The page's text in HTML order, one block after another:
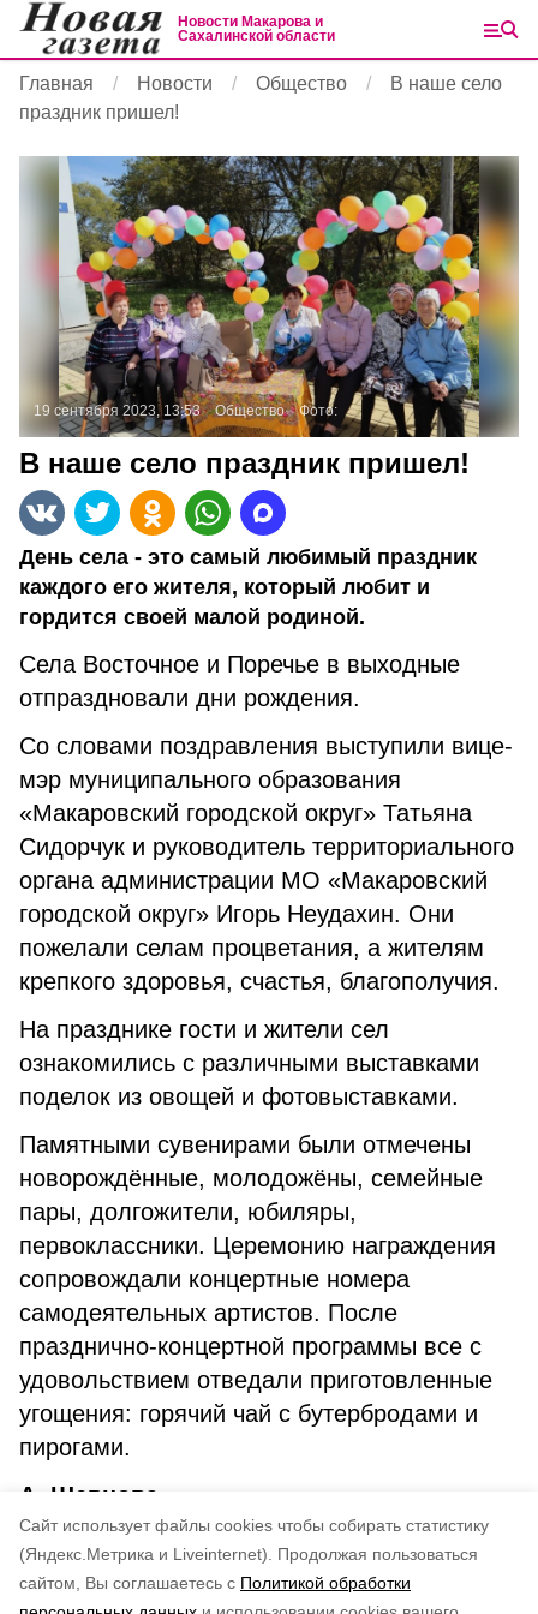
Cайт использует файлы cookies чтобы собирать статистику
(Яндекс.Метрика и Liveinternet).
Продолжая пользоваться
сайтом, Вы соглашаетесь с Политикой обработки
Новости Макарова и
Сахалинской области
Главная Новости Общество
В наше село
праздник пришел!
19 сентября 2023, 13:53 Общество Фото:
В наше село праздник пришел!
День села - это самый любимый праздник
каждого его жителя, который любит и
гордится своей малой родиной.
Села Восточное и Поречье в выходные
отпраздновали дни рождения.
Со словами поздравления выступили вице-
мэр муниципального образования
«Макаровский городской округ» Татьяна
Сидорчук и руководитель территориального
органа администрации МО «Макаровский
городской округ» Игорь Неудахин. Они
пожелали селам процветания, а жителям
крепкого здоровья, счастья, благополучия.
На празднике гости и жители сел
ознакомились с различными выставками
поделок из овощей и фотовыставками.
Памятными сувенирами были отмечены
новорождённые, молодожёны, семейные
пары, долгожители, юбиляры,
первоклассники. Церемонию награждения
сопровождали концертные номера
самодеятельных артистов. После
празднично-концертной программы все с
удовольствием отведали приготовленные
угощения: горячий чай с бутербродами и
пирогами.
А. Шевцова.